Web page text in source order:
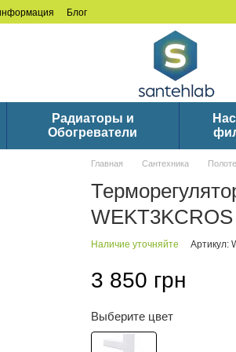
Блог
Радиаторы и
Обогреватели
Главная Сантехника
WEKT3KCROS
Наличие уточняйте Артикул:
3 850 грн
Выберите цвет